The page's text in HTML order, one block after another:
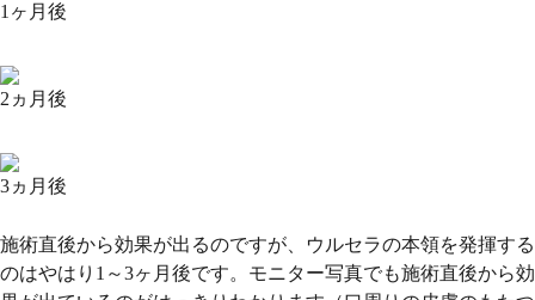
1ヶ月後
2ヵ月後
3ヵ月後
施術直後から効果が出るのですが、ウルセラの本領を発揮する
のはやはり1～3ヶ月後です。モニター写真でも施術直後から効